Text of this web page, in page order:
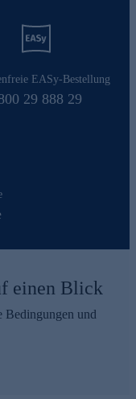
EASy-Bestellung
29 888 29
einen Blick
Bedingungen und